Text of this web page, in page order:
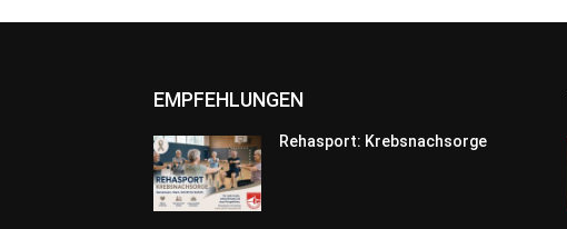
EMPFEHLUNGEN
Rehasport: Krebsnachsorge